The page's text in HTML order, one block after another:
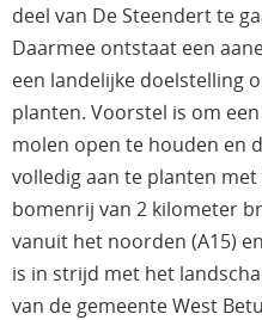
deel van De Steendert te
Daarmee ontstaat een
een landelijke doelstelling
planten. Voorstel is om
molen open te houden en
volledig aan te planten
bomenrij van 2 kilometer
vanuit het noorden (A15)
is in strijd met het
van de gemeente West